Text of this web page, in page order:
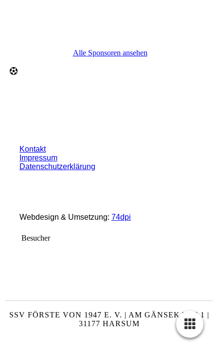
Alle Sponsoren ansehen
Kontakt
Impressum
Datenschutzerklärung
Webdesign & Umsetzung: 74dpi
Besucher
SSV FÖRSTE VON 1947 E. V. | AM GÄNSEKAMP 1 |
31177 HARSUM